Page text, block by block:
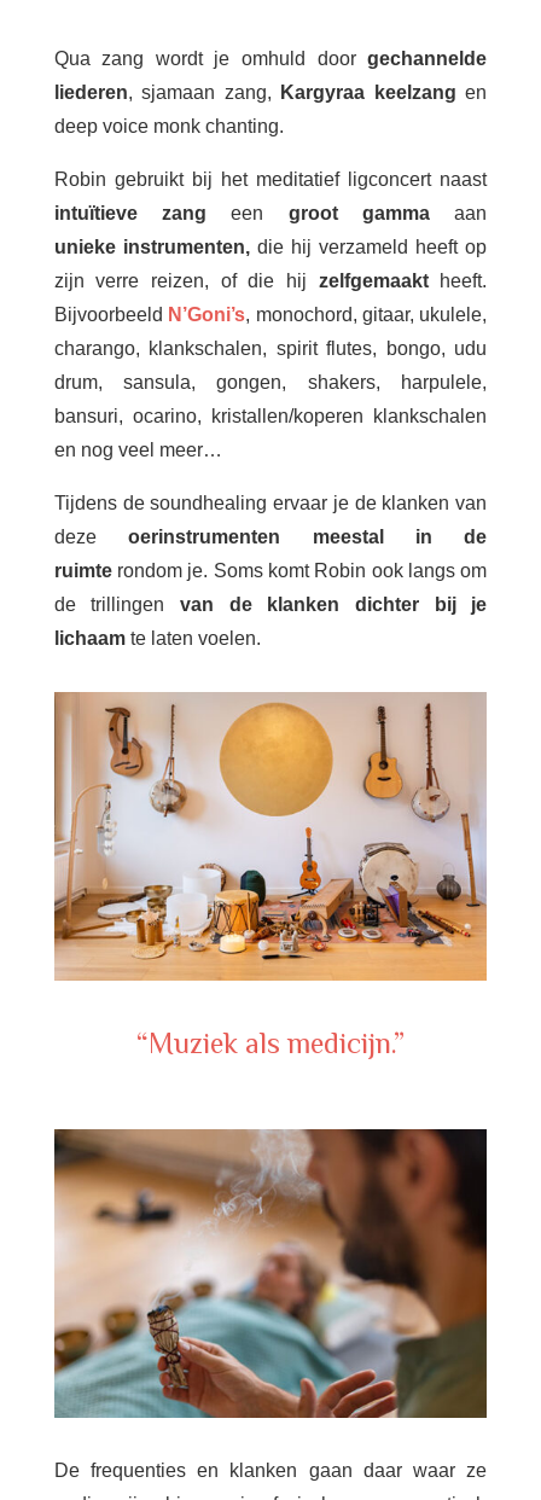
Qua zang wordt je omhuld doorgechannelde
liederen, sjamaan zang, Kargyraa keelzang en
deep voice monk chanting.
Robin gebruikt bij het meditatief ligconcert naast
intuïtieve zang een groot gammaaan
unieke instrumenten, die hij verzameld heeft op
zijn verre reizen, of die hij zelfgemaaktheeft.
Bijvoorbeeld N’Goni’s, monochord, gitaar, ukulele,
charango, klankschalen, spirit flutes, bongo, udu
drum, sansula, gongen, shakers, harpulele,
bansuri, ocarino, kristallen/koperen klankschalen
en nog veel meer…
Tijdens de soundhealing ervaar je de klanken van
dezeoerinstrumenten meestal in de
ruimterondom je. Soms komt Robin ook langs om
de trillingen van de klanken dichter bij je
lichaamte laten voelen.
“Muziek als medicijn.”
De frequenties en klanken gaan daar waar ze